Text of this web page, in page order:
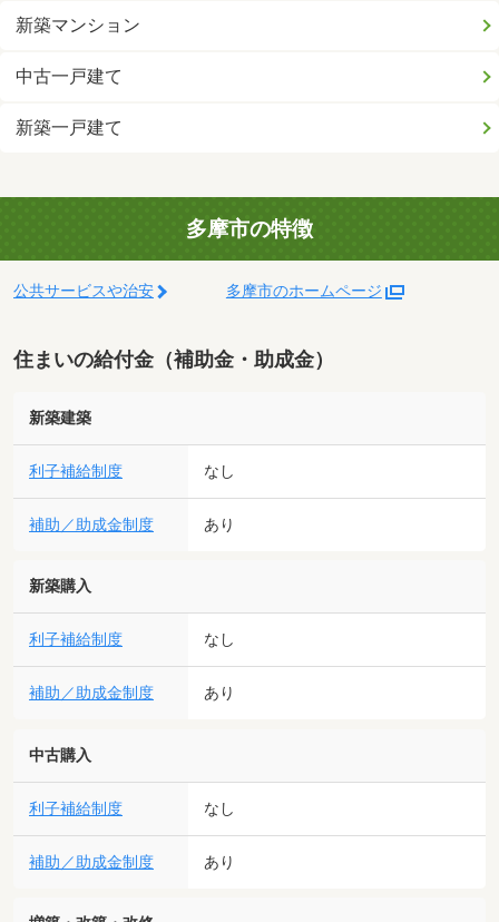
新築マンション
中古一戸建て
新築一戸建て
多摩市の特徴
公共サービスや治安 多摩市のホームページ
住まいの給付金（補助金・助成金）
新築建築
利子補給制度 なし
補助／助成金制度 あり
新築購入
利子補給制度 なし
補助／助成金制度 あり
中古購入
利子補給制度 なし
補助／助成金制度 あり